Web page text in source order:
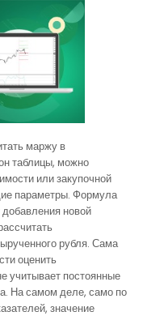
маржу в
таблицы, можно
или закупочной
параметры. Формула
новой
рубля. Сама
оценить
учитывает постоянные
На самом деле, само по
значение